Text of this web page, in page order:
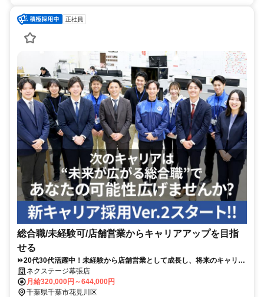
正社員
総合職/未経験可/店舗営業からキャリアアップを目指
せる
⏩️20代30代活躍中！未経験から店舗営業として成長し、将来のキャリア
アップも目指せる！
ネクステージ幕張店
月給320,000円～644,000円
千葉県千葉市花見川区